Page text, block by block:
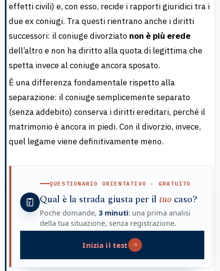
effetti civili) e, con esso, recide i rapporti giuridici tra i
due ex coniugi. Tra questi rientrano anche i diritti
successori: il coniuge divorziato non è più erede
dell’altro e non ha diritto alla quota di legittima che
spetta invece al coniuge ancora sposato.
È una differenza fondamentale rispetto alla
separazione: il coniuge semplicemente separato
(senza addebito) conserva i diritti ereditari, perché il
matrimonio è ancora in piedi. Con il divorzio, invece,
quel legame viene definitivamente meno.
QUESTIONARIO ORIENTATIVO · GRATUITO
Qual è la strada giusta per il tuo caso?
Poche domande, 3 minuti: una prima analisi
della tua situazione, senza registrazione.
Inizia il test